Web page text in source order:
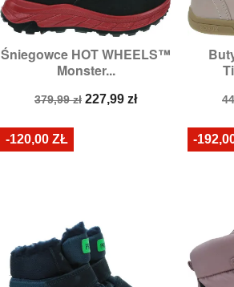
Śniegowce HOT WHEELS™
Monster...
Cena
379,99 zł Cena
227,99 zł
Szybki podgląd
Rozmiary:27
-120,00 ZŁ -